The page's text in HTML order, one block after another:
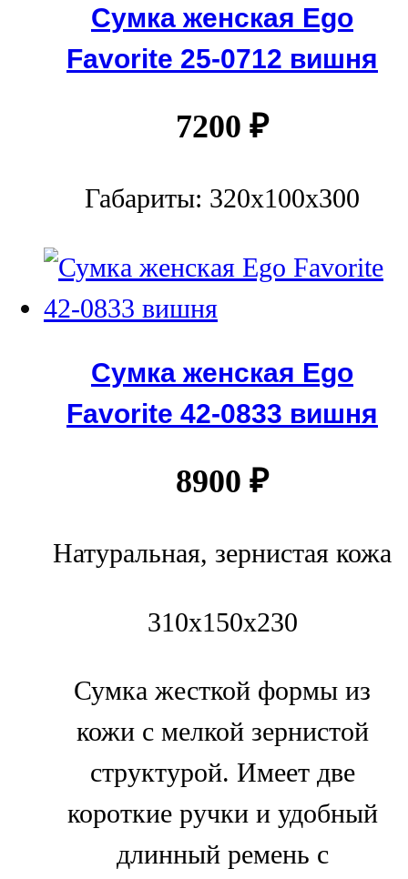
Сумка женская Ego
Favorite 25-0712 вишня
7200 ₽
Габариты: 320x100x300
Сумка женская Ego
Favorite 42-0833 вишня
8900 ₽
Натуральная, зернистая кожа
310х150х230
Сумка жесткой формы из
кожи с мелкой зернистой
структурой. Имеет две
короткие ручки и удобный
длинный ремень с